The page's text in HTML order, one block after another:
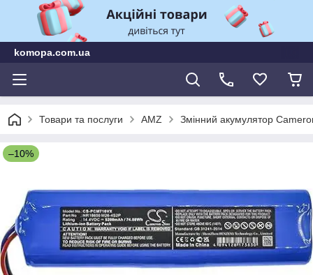
komopa.com.ua
Товари та послуги AMZ Змінний акумулятор
–10%